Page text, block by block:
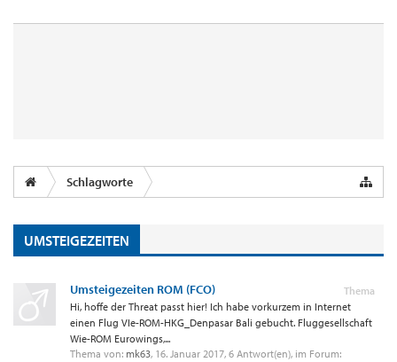
Schlagworte
UMSTEIGEZEITEN
Thema
Umsteigezeiten ROM (FCO)
Hi, hoffe der Threat passt hier! Ich habe vorkurzem in Internet
einen Flug VIe-ROM-HKG_Denpasar Bali gebucht. Fluggesellschaft
Wie-ROM Eurowings,...
Thema von: mk63, 16. Januar 2017, 6 Antwort(en), im Forum: